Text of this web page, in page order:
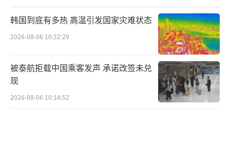
这都是冷战往事，所以，王毅也提醒有些
要跟上时代前进步伐，就不能身体进入21
世纪，而脑袋还停留在零和博弈的旧时代。
韩国到底有多热 高温引发国家灾难状态
2026-08-06 10:32:29
被泰航拒载中国乘客发声 承诺改签未兑
现
2026-08-06 10:14:52